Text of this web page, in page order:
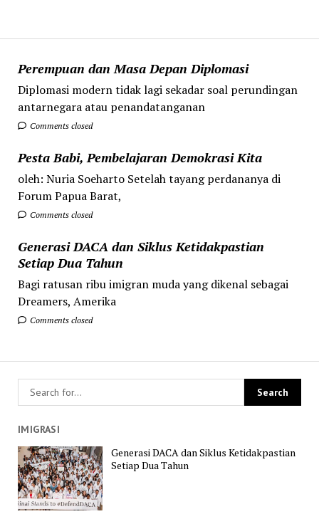
Perempuan dan Masa Depan Diplomasi
Diplomasi modern tidak lagi sekadar soal perundingan
antarnegara atau penandatanganan
Comments closed
Pesta Babi, Pembelajaran Demokrasi Kita
oleh: Nuria Soeharto Setelah tayang perdananya di
Forum Papua Barat,
Comments closed
Generasi DACA dan Siklus Ketidakpastian
Setiap Dua Tahun
Bagi ratusan ribu imigran muda yang dikenal sebagai
Dreamers, Amerika
Comments closed
IMIGRASI
Generasi DACA dan Siklus Ketidakpastian
Setiap Dua Tahun